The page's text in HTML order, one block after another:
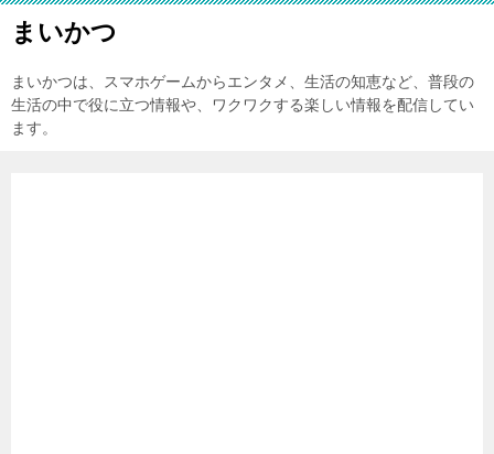
まいかつ
まいかつは、スマホゲームからエンタメ、生活の知恵など、普段の
生活の中で役に立つ情報や、ワクワクする楽しい情報を配信してい
ます。